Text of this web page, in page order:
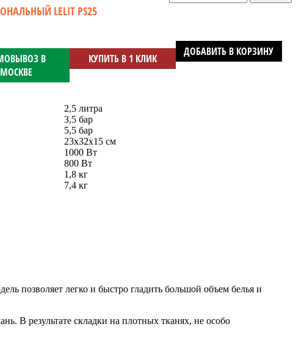
LELIT PS25
ДОБАВИТЬ В КОРЗИНУ
КУПИТЬ В 1 КЛИК
В
МОСКВЕ
2,5 литра
3,5 бар
5,5 бар
23х32х15 см
1000 Вт
800 Вт
1,8 кг
7,4 кг
позволяет легко и быстро гладить большой объем белья и
В результате складки на плотных тканях, не особо